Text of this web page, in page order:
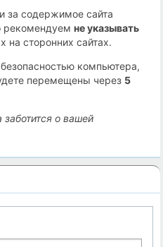
за содержимое сайта
рекомендуемне указывать
на сторонних сайтах.
компьютера,
перемещены через 5
о вашей